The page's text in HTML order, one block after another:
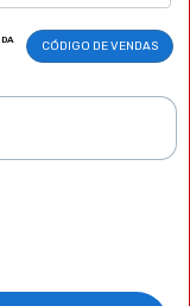
DA
CÓDIGO DE VENDAS